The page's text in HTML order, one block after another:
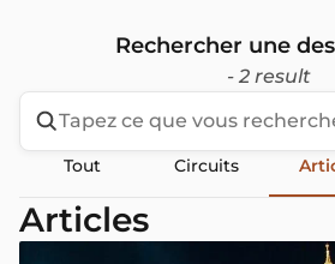
Rechercher une
- 2 result
Tout Circuits
Articles